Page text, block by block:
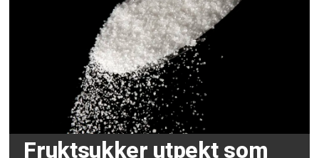
Fruktsukker utpekt som